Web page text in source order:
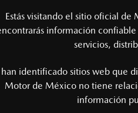
Estás visitando el sitio oficial
información
servicios,
han identificado sitios web que
Motor de México no tiene
información
AGENDA
DE MANEJO
Agenda una cita
vehículos y ven a